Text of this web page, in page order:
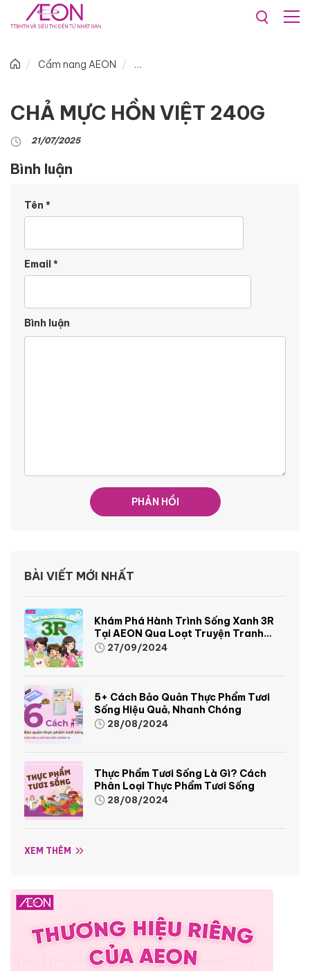
Cẩm nang AEON
CHẢ MỰC HỒN VIỆT 240G
21/07/2025
Bình luận
Tên *
Email*
Bình luận
BÀI VIẾT MỚI NHẤT
Khám Phá Hành Trình Sống Xanh 3R
Tại AEON Qua Loạt Truyện Tranh
Sinh Động Và Thú Vị
27/09/2024
5+ Cách Bảo Quản Thực Phẩm Tươi
Sống Hiệu Quả, Nhanh Chóng
28/08/2024
Thực Phẩm Tươi Sống Là Gì? Cách
Phân Loại Thực Phẩm Tươi Sống
28/08/2024
XEM THÊM